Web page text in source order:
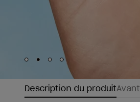
Skip to slide
Skip to slide
Skip to slide
Skip to slide
Description du produit